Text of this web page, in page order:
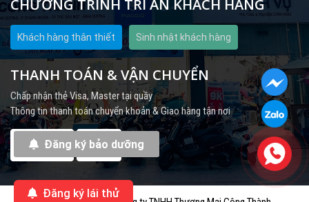
CHƯƠNG TRÌNH TRI ÂN KHÁCH HÀNG
Khách hàng thân thiết Sinh nhật khách hàng
THANH TOÁN & VẬN CHUYỂN
Chấp nhận thẻ Visa, Master tại quầy
Thông tin thanh toán chuyển khoản & Giao hàng tận nơi
Đăng ký bảo dưỡng
Đăng ký lái thử